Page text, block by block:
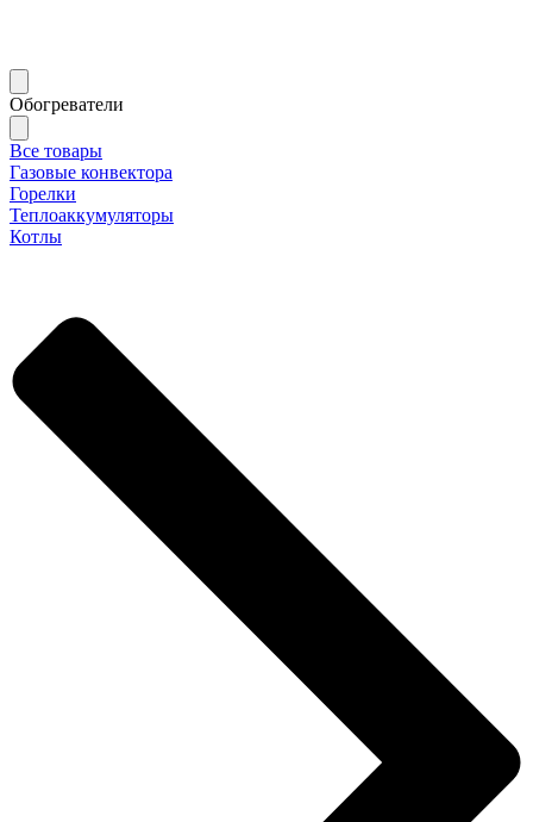
Обогреватели
Все товары
Газовые конвектора
Горелки
Теплоаккумуляторы
Котлы